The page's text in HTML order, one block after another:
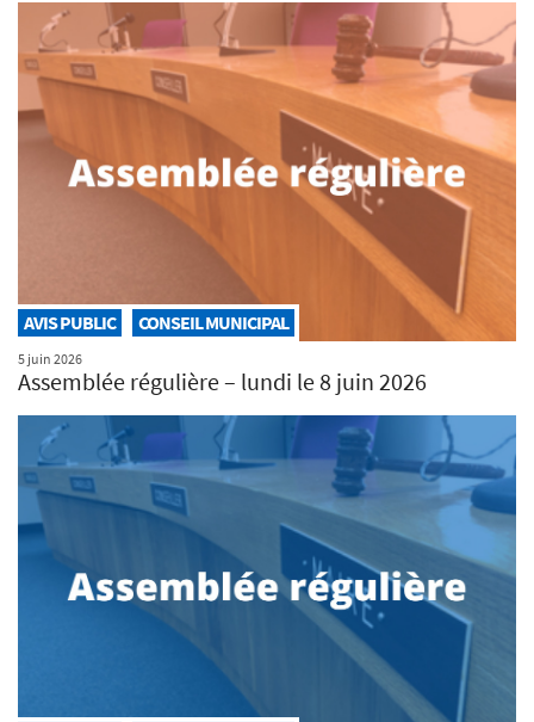
AVIS PUBLIC CONSEIL MUNICIPAL
5 juin 2026
Assemblée régulière – lundi le 8 juin 2026